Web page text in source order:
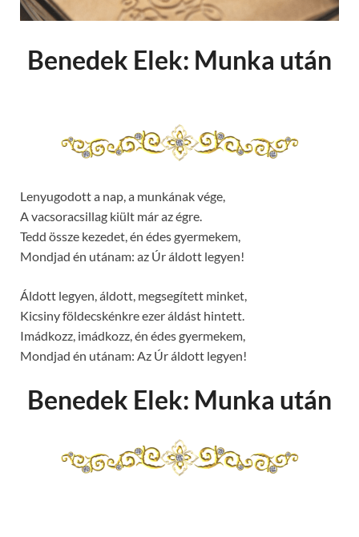
Benedek Elek: Munka után
Lenyugodott a nap, a munkának vége,
A vacsoracsillag kiült már az égre.
Tedd össze kezedet, én édes gyermekem,
Mondjad én utánam: az Úr áldott legyen!
Áldott legyen, áldott, megsegített minket,
Kicsiny földecskénkre ezer áldást hintett.
Imádkozz, imádkozz, én édes gyermekem,
Mondjad én utánam: Az Úr áldott legyen!
Benedek Elek: Munka után